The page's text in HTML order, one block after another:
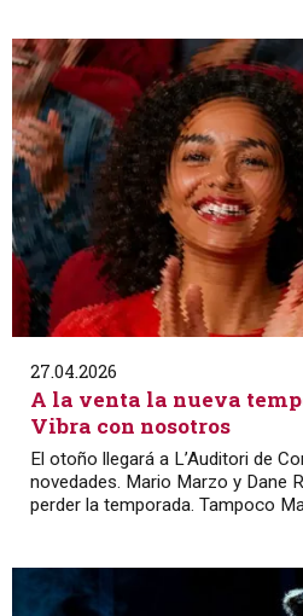
27.04.2026
A la venta la nueva
Vibra con nosotros
El otoño llegará a L’Auditori de
novedades. Mario Marzo y Dane
perder la temporada. Tampoco